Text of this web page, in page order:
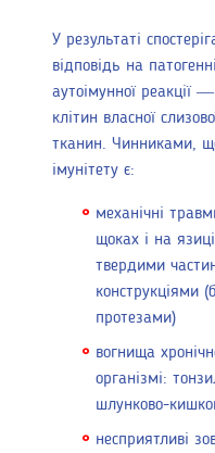
У результаті
відповідь на
аутоімунної реакції
клітин власної
тканин. Чинниками,
імунітету є:
механічні
щоках і на
твердими
конструкціями
протезами)
вогнища
організмі:
шлунково-
несприятливі